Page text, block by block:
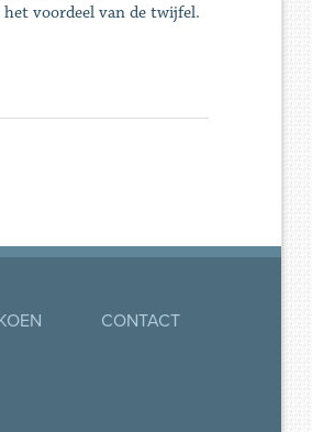
voordeel van de twijfel.
CONTACT